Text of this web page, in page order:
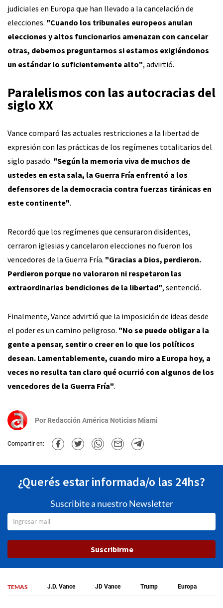
judiciales en Europa que han llevado a la cancelación de
elecciones. "Cuando los tribunales europeos anulan
elecciones y altos funcionarios amenazan con cancelar
otras, debemos preguntarnos si estamos exigiéndonos
un estándar lo suficientemente alto", advirtió.
Paralelismos con las autocracias del
siglo XX
Vance comparó las actuales restricciones a la libertad de
expresión con las prácticas de los regímenes totalitarios del
siglo pasado. "Según la memoria viva de muchos de
ustedes en esta sala, la Guerra Fría enfrentó a los
defensores de la democracia contra fuerzas tiránicas en
este continente".
Recordó que los regímenes que censuraron disidentes,
cerraron iglesias y cancelaron elecciones no fueron los
vencedores de la Guerra Fría. "Gracias a Dios, perdieron.
Perdieron porque no valoraron ni respetaron las
extraordinarias bendiciones de la libertad", sentenció.
Finalmente, Vance advirtió que la imposición de ideas desde
el poder es un camino peligroso. "No se puede obligar a la
gente a pensar, sentir o creer en lo que los políticos
desean. Lamentablemente, cuando miro a Europa hoy, a
veces no resulta tan claro qué ocurrió con algunos de los
vencedores de la Guerra Fría".
Por Redacción América Noticias Miami
Compartir en:
¿Querés estar informada/o las 24hs?
Suscribite a nuestro Newsletter
Suscribirme
TEMAS J.D. Vance JD Vance Trump Europa